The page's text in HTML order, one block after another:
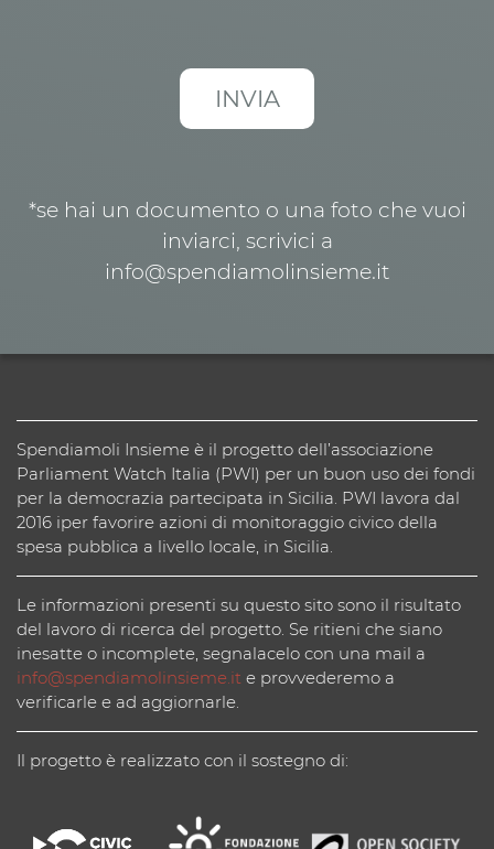
*se hai un documento o una foto che vuoi
inviarci, scrivici a
info@spendiamolinsieme.it
Spendiamoli Insieme è il progetto dell’associazione
Parliament Watch Italia (PWI) per un buon uso dei fondi
per la democrazia partecipata in Sicilia. PWI lavora dal
2016 iper favorire azioni di monitoraggio civico della
spesa pubblica a livello locale, in Sicilia.
Le informazioni presenti su questo sito sono il risultato
del lavoro di ricerca del progetto. Se ritieni che siano
inesatte o incomplete, segnalacelo con una mail a
info@spendiamolinsieme.it e provvederemo a
verificarle e ad aggiornarle.
Il progetto è realizzato con il sostegno di: